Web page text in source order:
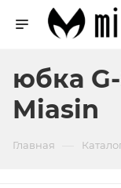
юбка G-
Miasin
Главная